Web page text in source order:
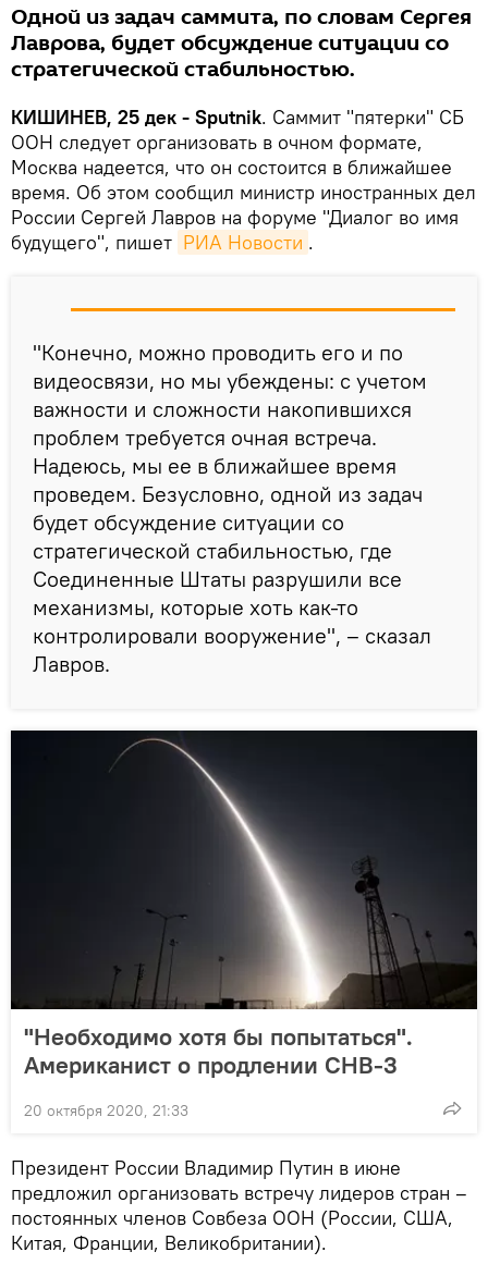
Одной из задач саммита, по словам Сергея
Лаврова, будет обсуждение ситуации со
стратегической стабильностью.
КИШИНЕВ, 25 дек - Sputnik. Саммит "пятерки" СБ
ООН следует организовать в очном формате,
Москва надеется, что он состоится в ближайшее
время. Об этом сообщил министр иностранных дел
России Сергей Лавров на форуме "Диалог во имя
будущего", пишет РИА Новости .
"Конечно, можно проводить его и по
видеосвязи, но мы убеждены: с учетом
важности и сложности накопившихся
проблем требуется очная встреча.
Надеюсь, мы ее в ближайшее время
проведем. Безусловно, одной из задач
будет обсуждение ситуации со
стратегической стабильностью, где
Соединенные Штаты разрушили все
механизмы, которые хоть как-то
контролировали вооружение", – сказал
Лавров.
"Необходимо хотя бы попытаться".
Американист о продлении СНВ-3
20 октября 2020, 21:33
Президент России Владимир Путин в июне
предложил организовать встречу лидеров стран –
постоянных членов Совбеза ООН (России, США,
Китая, Франции, Великобритании).